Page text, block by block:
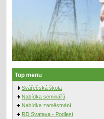
Top menu
Svářečská škola
Nabídka seminářů
Nabídka zaměstnání
RD Svatava - Podlesí